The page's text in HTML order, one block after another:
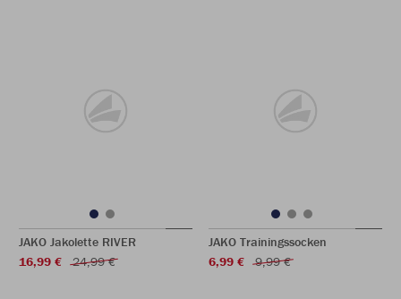
JAKO Jakolette RIVER
16,99 €
24,99 €
JAKO Trainingssocken
6,99 €
9,99 €